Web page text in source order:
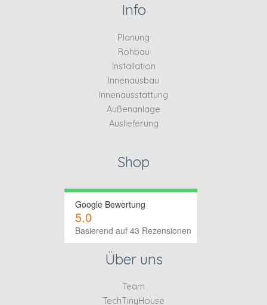
Info
Planung
Rohbau
Installation
Innenausbau
Innenausstattung
Außenanlage
Auslieferung
Shop
Google Bewertung
5.0
Basierend auf 43 Rezensionen
Über uns
Team
TechTinyHouse